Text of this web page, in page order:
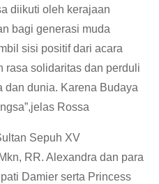
diikuti oleh kerajaan
bagi generasi muda
sisi positif dari acara
rasa solidaritas dan perduli
dan dunia. Karena Budaya
Rossa
Sepuh XV
RR. Alexandra dan para
Damier serta Princess